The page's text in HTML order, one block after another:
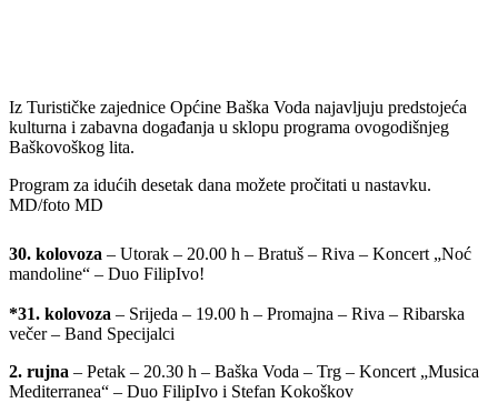
Iz Turističke zajednice Općine Baška Voda najavljuju predstojeća
kulturna i zabavna događanja u sklopu programa ovogodišnjeg
Baškovoškog lita.
Program za idućih desetak dana možete pročitati u nastavku.
MD/foto MD
30. kolovoza – Utorak – 20.00 h – Bratuš – Riva – Koncert „Noć
mandoline“ – Duo FilipIvo!
*31. kolovoza – Srijeda – 19.00 h – Promajna – Riva – Ribarska
večer – Band Specijalci
2. rujna – Petak – 20.30 h – Baška Voda – Trg – Koncert „Musica
Mediterranea“ – Duo FilipIvo i Stefan Kokoškov